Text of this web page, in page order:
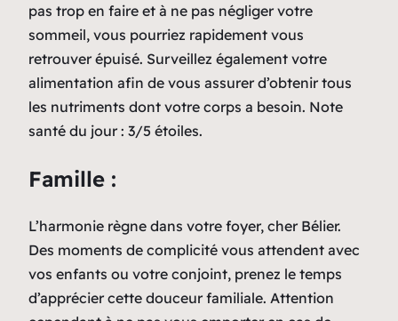
pas trop en faire et à ne pas négliger votre
sommeil, vous pourriez rapidement vous
retrouver épuisé. Surveillez également votre
alimentation afin de vous assurer d’obtenir tous
les nutriments dont votre corps a besoin. Note
santé du jour : 3/5 étoiles.
Famille :
L’harmonie règne dans votre foyer, cher Bélier.
Des moments de complicité vous attendent avec
vos enfants ou votre conjoint, prenez le temps
d’apprécier cette douceur familiale. Attention